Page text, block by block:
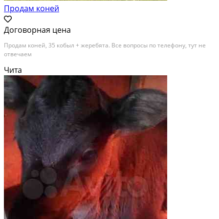
Продам коней
Договорная цена
Продам коней, 35 кобыл + жеребята. Все вопросы по телефону, тут не
отвечаем
Чита